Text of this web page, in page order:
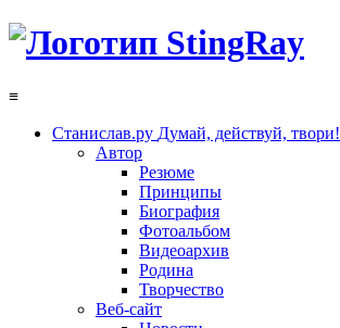
≡
Станислав.ру Думай, действуй, твори!
Автор
Резюме
Принципы
Биография
Фотоальбом
Видеоархив
Родина
Творчество
Веб-сайт